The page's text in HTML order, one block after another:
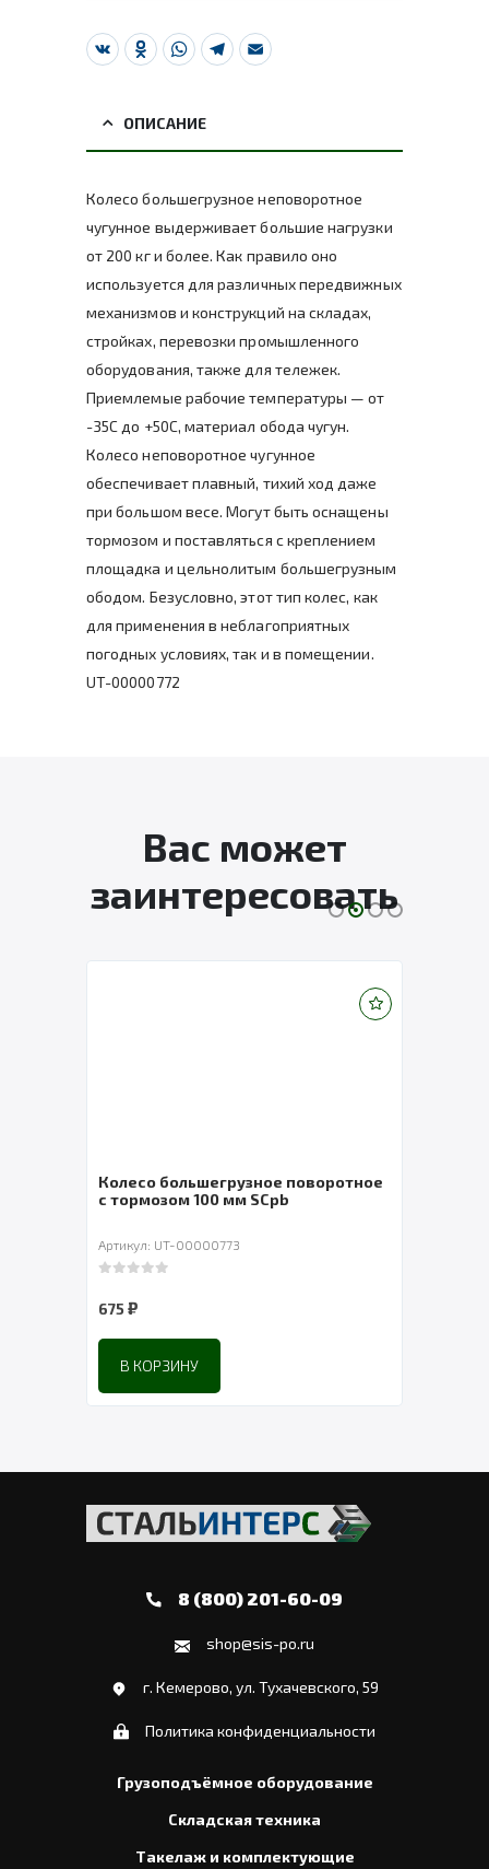
VK Odnoklassniki
WhatsApp
Telegram
Email
ОПИСАНИЕ
Колесо большегрузное неповоротное
чугунное выдерживает большие нагрузки
от 200 кг и более. Как правило оно
используется для различных передвижных
механизмов и конструкций на складах,
стройках, перевозки промышленного
оборудования, также для тележек.
Приемлемые рабочие температуры — от
-35C до +50C, материал обода чугун.
Колесо неповоротное чугунное
обеспечивает плавный, тихий ход даже
при большом весе. Могут быть оснащены
тормозом и поставляться с креплением
площадка и цельнолитым большегрузным
ободом. Безусловно, этот тип колес, как
для применения в неблагоприятных
погодных условиях, так и в помещении.
UT-00000772
Вас может
заинтересовать
Колесо большегрузное поворотное
с тормозом 100 мм SCpb
Артикул: UT-00000773
675 ₽
В КОРЗИНУ
8 (800) 201-60-09
shop@sis-po.ru
г. Кемерово, ул. Тухачевского, 59
Политика конфиденциальности
Грузоподъёмное оборудование
Складская техника
Такелаж и комплектующие